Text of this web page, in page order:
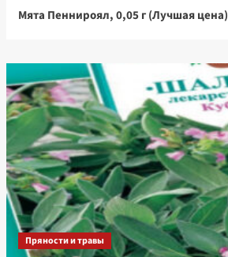
Мята Пеннироял, 0,05 г (Лучшая цена)
Пряности и травы